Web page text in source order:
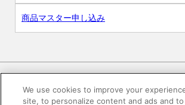
商品マスター申し込み
We use cookies to improve your
site, to personalize content and ads and